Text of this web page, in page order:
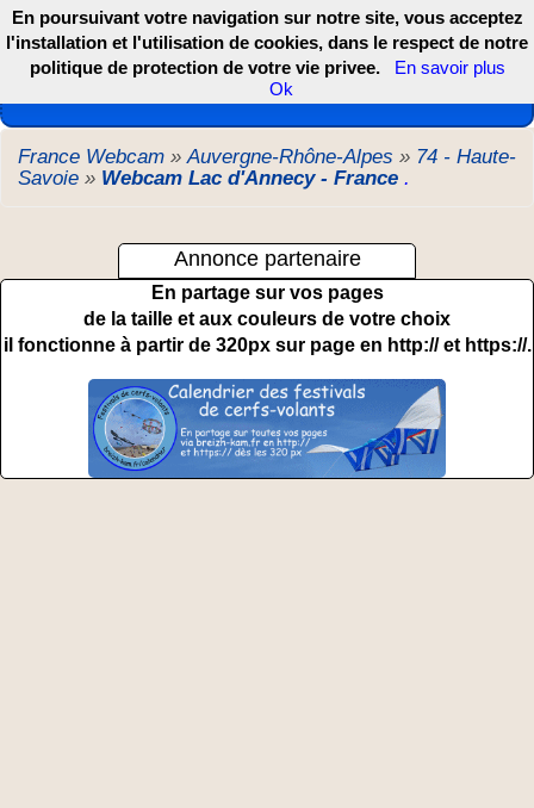
Les webcams de France, DOM TOM et COM
France Webcam »Auvergne-Rhône-Alpes » 74 - Haute-
Savoie » Webcam Lac d'Annecy - France .
Annonce partenaire
En partage sur vos pages
de la taille et aux couleurs de votre choix
il fonctionne à partir de 320px sur page en http:// et https://.
En poursuivant votre navigation sur notre site, vous acceptez
l'installation et l'utilisation de cookies, dans le respect de notre
politique de protection de votre vie privee.
En savoir plus
Ok